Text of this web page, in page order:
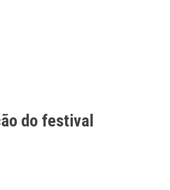
do festival